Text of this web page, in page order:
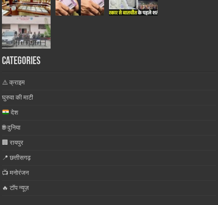
Categories
⚠️ क्राइम
घुरुवा की माटी
देश
🌐 दुनिया
🏢 रायपुर
📍 छत्तीसगढ़
📺 मनोरंजन
🔥 टॉप न्यूज़